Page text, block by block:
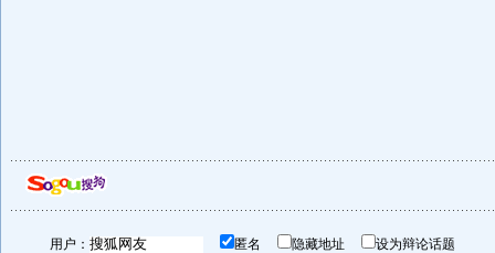
用户： 匿名 隐藏地址 设为辩论话题